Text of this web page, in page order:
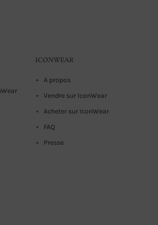
ICONWEAR
A propos
Vendre sur IconWear
Acheter sur IconWear
FAQ
Presse